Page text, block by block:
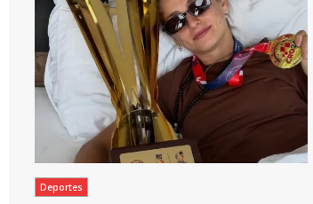
Deportes